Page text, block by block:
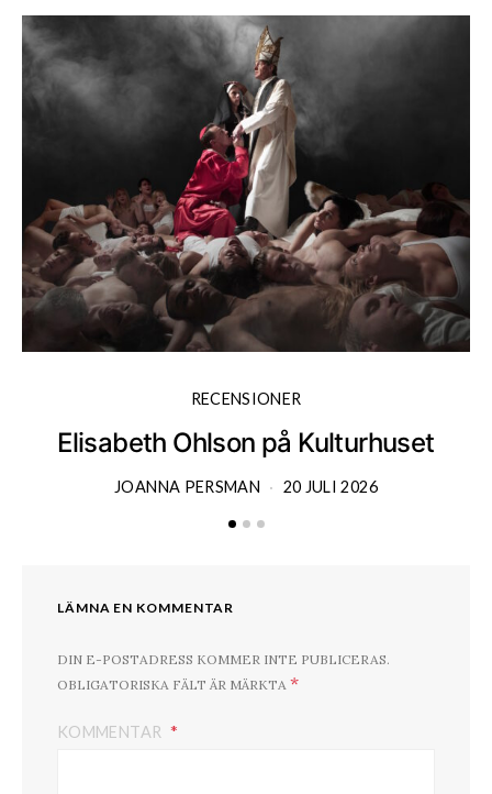
RECENSIONER
Elisabeth Ohlson på Kulturhuset
JOANNA PERSMAN 20 JULI 2026
LÄMNA EN KOMMENTAR
DIN E-POSTADRESS KOMMER INTE PUBLICERAS.
OBLIGATORISKA FÄLT ÄR MÄRKTA *
KOMMENTAR